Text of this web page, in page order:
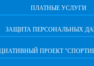
ПЛАТНЫЕ УСЛУГИ
ЗАЩИТА ПЕРСОНАЛЬНЫХ
ПРОЕКТ